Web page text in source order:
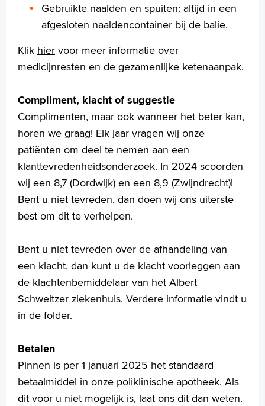
Gebruikte naalden en spuiten: altijd in een
afgesloten naaldencontainer bij de balie.
Klik hier voor meer informatie over
medicijnresten en de gezamenlijke ketenaanpak.
Compliment, klacht of suggestie
Complimenten, maar ook wanneer het beter kan,
horen we graag! Elk jaar vragen wij onze
patiënten om deel te nemen aan een
klanttevredenheidsonderzoek. In 2024 scoorden
wij een 8,7 (Dordwijk) en een 8,9 (Zwijndrecht)!
Bent u niet tevreden, dan doen wij ons uiterste
best om dit te verhelpen.
Bent u niet tevreden over de afhandeling van
een klacht, dan kunt u de klacht voorleggen aan
de klachtenbemiddelaar van het Albert
Schweitzer ziekenhuis. Verdere informatie vindt u
in de folder.
Betalen
Pinnen is per 1 januari 2025 het standaard
betaalmiddel in onze poliklinische apotheek. Als
dit voor u niet mogelijk is, laat ons dit dan weten.